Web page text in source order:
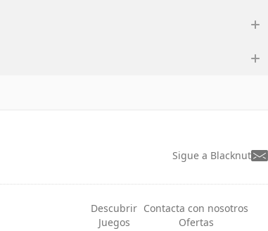
Sigue a Blacknut
Descubrir
Juegos
Contacta con nosotros
Ofertas